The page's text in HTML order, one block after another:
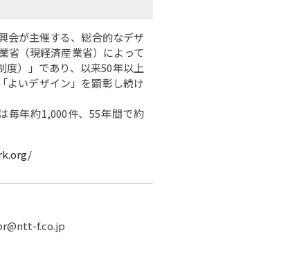
会が主催する、総合的なデザ
省（現経済産業省）によって
度）」であり、以来50年以上
よいデザイン」を顕彰し続け
毎年約1,000件、55年間で約
f.co.jp